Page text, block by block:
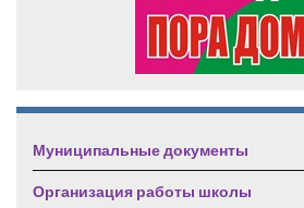
Муниципальные документы
Организация работы школы